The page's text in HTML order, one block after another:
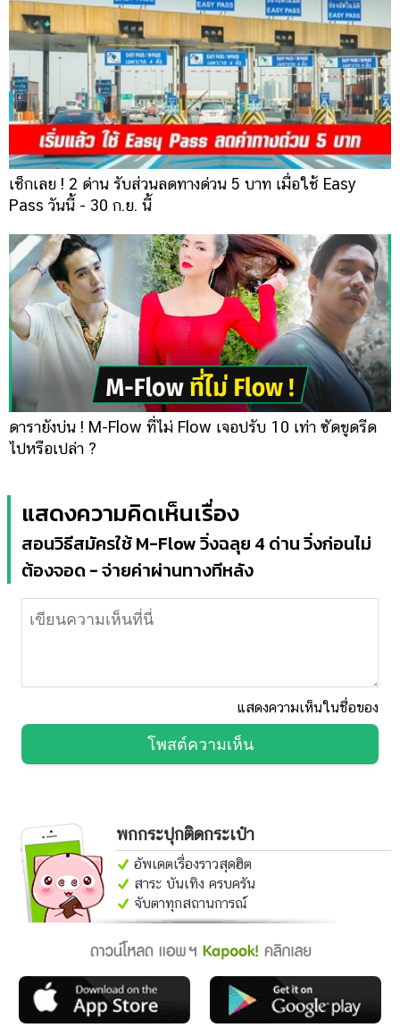
เช็กเลย ! 2 ด่าน รับส่วนลดทางด่วน 5 บาท เมื่อใช้ Easy
Pass วันนี้ - 30 ก.ย. นี้
ดารายังบ่น ! M-Flow ที่ไม่ Flow เจอปรับ 10 เท่า ซัดขูดรีด
ไปหรือเปล่า ?
แสดงความคิดเห็นเรื่อง
สอนวิธีสมัครใช้ M-Flow วิ่งฉลุย 4 ด่าน วิ่งก่อนไม่
ต้องจอด - จ่ายค่าผ่านทางทีหลัง
แสดงความเห็นในชื่อของ
โพสต์ความเห็น
พกกระปุกติดกระเป๋า
อัพเดตเรื่องราวสุดฮิต
สาระ บันเทิง ครบครัน
จับตาทุกสถานการณ์